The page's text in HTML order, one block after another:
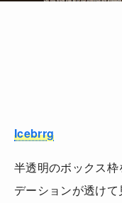
Icebrrg
半透明のボックス
デーションが透け